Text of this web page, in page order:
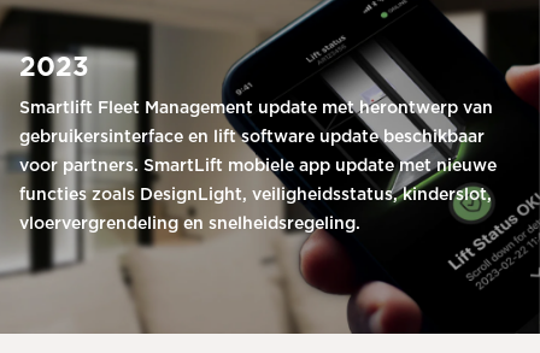
2023
Smartlift Fleet Management update met herontwerp van
gebruikersinterface en lift software update beschikbaar
voor partners. SmartLift mobiele app update met nieuwe
functies zoals DesignLight, veiligheidsstatus, kinderslot,
vloervergrendeling en snelheidsregeling.